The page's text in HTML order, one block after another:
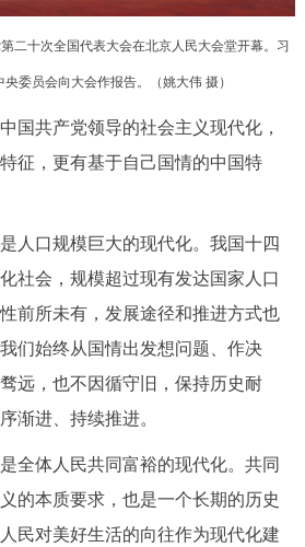
图说互动
十六区概览 人文北京
FRANÇAIS РУССКИЙ ЯЗЫК
العربية
二十次全国代表大会在北京人民大会堂开幕。习
央委员会向大会作报告。（姚大伟 摄）
共产党领导的社会主义现代化，
征，更有基于自己国情的中国特
口规模巨大的现代化。我国十四
社会，规模超过现有发达国家人口
前所未有，发展途径和推进方式也
们始终从国情出发想问题、作决
远，也不因循守旧，保持历史耐
渐进、持续推进。
体人民共同富裕的现代化。共同
的本质要求，也是一个长期的历史
民对美好生活的向往作为现代化建